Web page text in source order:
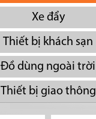
Xe đẩy
Thiết bị khách sạn
Đồ dùng ngoài trời
Thiết bị giao thông